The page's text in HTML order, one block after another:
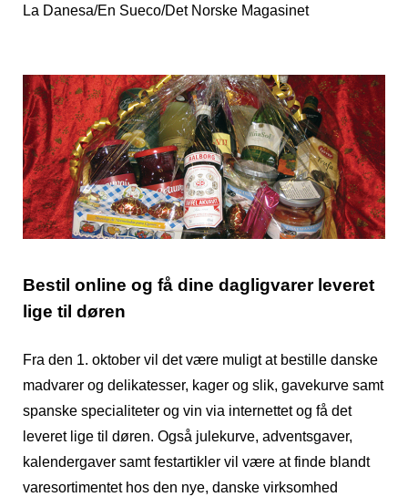
La Danesa/En Sueco/Det Norske Magasinet
Bestil online og få dine dagligvarer leveret
lige til døren
Fra den 1. oktober vil det være muligt at bestille danske
madvarer og delikatesser, kager og slik, gavekurve samt
spanske specialiteter og vin via internettet og få det
leveret lige til døren. Også julekurve, adventsgaver,
kalendergaver samt festartikler vil være at finde blandt
varesortimentet hos den nye, danske virksomhed